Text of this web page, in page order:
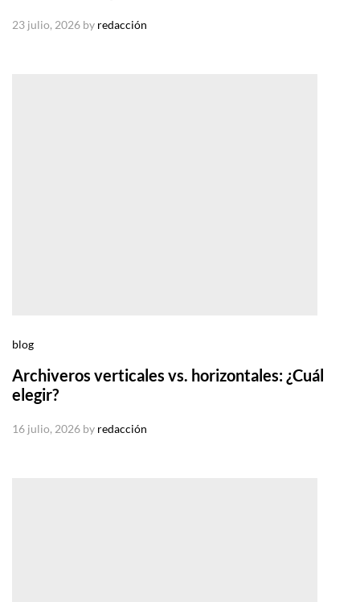
23 julio, 2026 by redacción
blog
Archiveros verticales vs. horizontales: ¿Cuál
elegir?
16 julio, 2026 by redacción